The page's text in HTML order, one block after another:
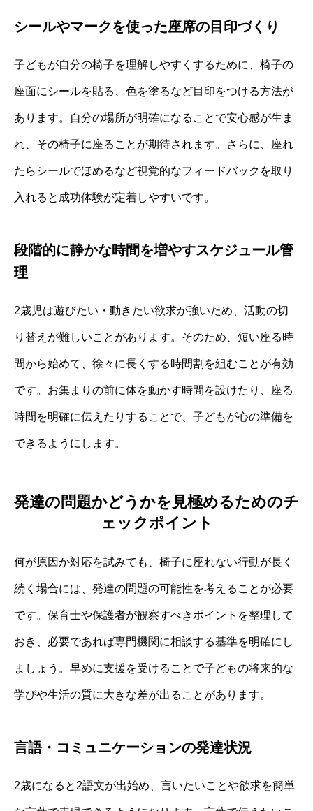
シールやマークを使った座席の目印づくり
子どもが自分の椅子を理解しやすくするために、椅子の
座面にシールを貼る、色を塗るなど目印をつける方法が
あります。自分の場所が明確になることで安心感が生ま
れ、その椅子に座ることが期待されます。さらに、座れ
たらシールでほめるなど視覚的なフィードバックを取り
入れると成功体験が定着しやすいです。
段階的に静かな時間を増やすスケジュール管
理
2歳児は遊びたい・動きたい欲求が強いため、活動の切
り替えが難しいことがあります。そのため、短い座る時
間から始めて、徐々に長くする時間割を組むことが有効
です。お集まりの前に体を動かす時間を設けたり、座る
時間を明確に伝えたりすることで、子どもが心の準備を
できるようにします。
発達の問題かどうかを見極めるためのチ
ェックポイント
何が原因か対応を試みても、椅子に座れない行動が長く
続く場合には、発達の問題の可能性を考えることが必要
です。保育士や保護者が観察すべきポイントを整理して
おき、必要であれば専門機関に相談する基準を明確にし
ましょう。早めに支援を受けることで子どもの将来的な
学びや生活の質に大きな差が出ることがあります。
言語・コミュニケーションの発達状況
2歳になると2語文が出始め、言いたいことや欲求を簡単